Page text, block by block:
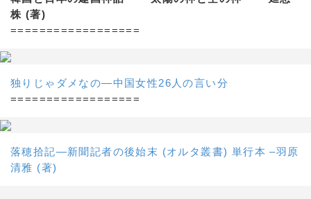
株 (著)
==================
独りじゃダメなの―中国女性26人の言い分
==================
落穂拾記―新聞記者の後始末 (オルタ叢書) 単行本 –羽原
清雅 (著)